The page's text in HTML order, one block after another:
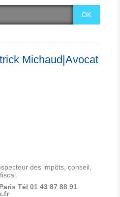
Michaud|Avocat
des impôts, conseil,
Tél 01 43 87 88 91